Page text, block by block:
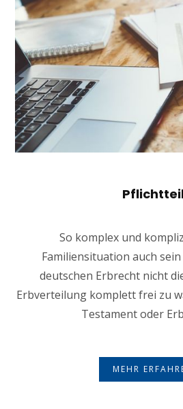
So komplex und
Familiensituation auch
deutschen Erbrecht nicht
Erbverteilung komplett frei zu
Testament oder
MEHR